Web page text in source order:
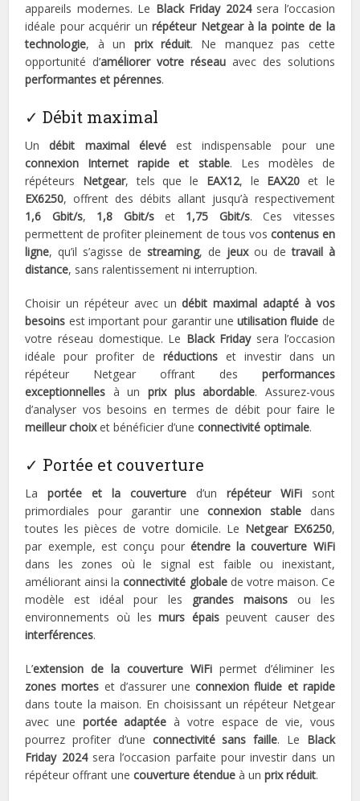
appareils modernes. Le Black Friday 2024sera l’occasion
idéale pour acquérir unrépéteur Netgear à la pointe de la
technologie, à un prix réduit. Ne manquez pas cette
opportunité d’améliorer votre réseau avec des solutions
performantes et pérennes.
✓ Débit maximal
Undébit maximal élevéest indispensable pour une
connexion Internet rapide et stable. Les modèles de
répéteurs Netgear, tels que le EAX12, le EAX20 et le
EX6250, offrent des débits allant jusqu’à respectivement
1,6 Gbit/s, 1,8 Gbit/set 1,75 Gbit/s. Ces vitesses
permettent de profiter pleinement de tous vos contenus en
ligne, qu’il s’agisse destreaming, de jeuxou detravail à
distance, sans ralentissement ni interruption.
Choisir un répéteur avec undébit maximal adapté à vos
besoins est important pour garantir uneutilisation fluide de
votre réseau domestique. Le Black Fridaysera l’occasion
idéale pour profiter de réductions et investir dans un
répéteur Netgear offrant des performances
exceptionnelles à un prix plus abordable. Assurez-vous
d’analyser vos besoins en termes de débit pour faire le
meilleur choixet bénéficier d’uneconnectivité optimale.
✓ Portée et couverture
Laportée et la couverture d’un répéteur WiFisont
primordiales pour garantir uneconnexion stable dans
toutes les pièces de votre domicile. Le Netgear EX6250,
par exemple, est conçu pour étendre la couverture WiFi
dans les zones où le signal est faible ou inexistant,
améliorant ainsi laconnectivité globalede votre maison. Ce
modèle est idéal pour les grandes maisonsou les
environnements où lesmurs épaispeuvent causer des
interférences.
L’extension de la couverture WiFipermet d’éliminer les
zones mortes et d’assurer uneconnexion fluide et rapide
dans toute la maison. En choisissant un répéteur Netgear
avec une portée adaptée à votre espace de vie, vous
pourrez profiter d’une connectivité sans faille. Le Black
Friday 2024sera l’occasion parfaite pour investir dans un
répéteur offrant unecouverture étendue à unprix réduit.